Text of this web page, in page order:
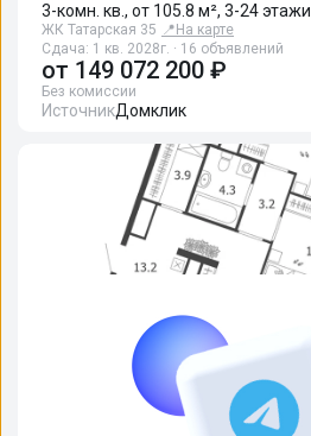
3-комн. кв., от 105.8 м², 3-24 этажи
ЖК Татарская 35 📍 На карте
Сдача: 1 кв. 2028г. · 16 объявлений
от 149 072 200 ₽
Без комиссии
ИсточникДомклик
3-комн. кв., от 61.4 м², 3-17 этажи
ЖК "Voxhall (Воксхолл)"
На карте
Сдача: сдан, 2 кв. 2026г. · 8 объявлений